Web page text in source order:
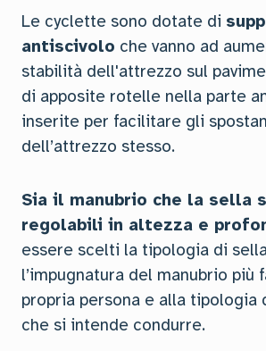
Le cyclette sono dotate di
antiscivolo che vanno ad
stabilità dell'attrezzo sul
di apposite rotelle nella parte
inserite per facilitare gli
dell’attrezzo stesso.
Sia il manubrio che la sella
regolabili in altezza e
essere scelti la tipologia di
l’impugnatura del manubrio più
propria persona e alla tipologia
che si intende condurre.